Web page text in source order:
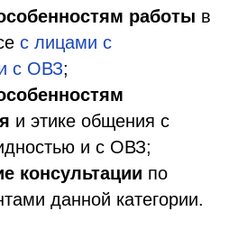
работы в
с лицами с
с ОВЗ;
и этике общения с
и с ОВЗ;
консультации по
данной категории.